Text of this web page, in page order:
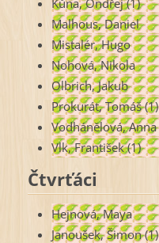
Malhous, Daniel
Mistalér, Hugo
Nohová, Nikola
Olbrich, Jakub
Prokurát, Tomáš (1)
Vodhánělová, Anna
Vlk, František (1)
Čtvrťáci
Hejnová, Maya
Janoušek, Šimon (1)